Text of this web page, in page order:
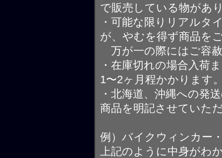
で販売している物があ
・可能な限りリアルタ
が、やむを得ず商品を
万が一の際にはご容
・在庫切れの場合入荷
1〜2ヶ月程かかります
・北海道、沖縄への発
商品を明記させていた
例）バイクウィンカー
上記のように中身がわ